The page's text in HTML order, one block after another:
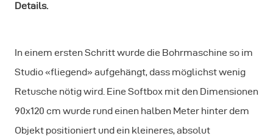
Details.
In einem ersten Schritt wurde die Bohrmaschine so im
Studio «fliegend» aufgehängt, dass möglichst wenig
Retusche nötig wird. Eine Softbox mit den Dimensionen
90x120 cm wurde rund einen halben Meter hinter dem
Objekt positioniert und ein kleineres, absolut